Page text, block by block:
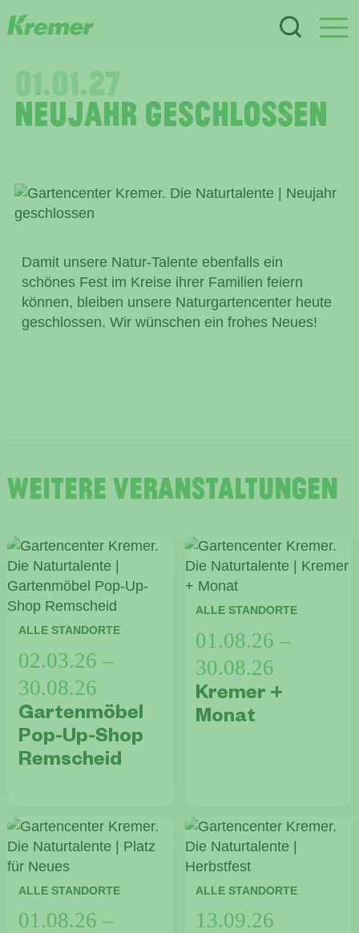
01.01.27
Neujahr geschlossen
Damit unsere Natur-Talente ebenfalls ein
schönes Fest im Kreise ihrer Familien feiern
können, bleiben unsere Naturgartencenter heute
geschlossen. Wir wünschen ein frohes Neues!
Weitere Veranstaltungen
ALLE STANDORTE
02.03.26 –
30.08.26
Gartenmöbel
Pop-Up-Shop
Remscheid
ALLE STANDORTE
01.08.26 –
30.08.26
Kremer +
Monat
ALLE STANDORTE
01.08.26 –
ALLE STANDORTE
13.09.26